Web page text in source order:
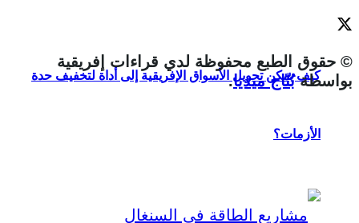
كيف يمكن تحويل الأسواق الإفريقية إلى أداة لتخفيف حدة
الأزمات؟
© حقوق الطبع محفوظة لدي قراءات إفريقية
بواسطةبُنّاج ميديا.